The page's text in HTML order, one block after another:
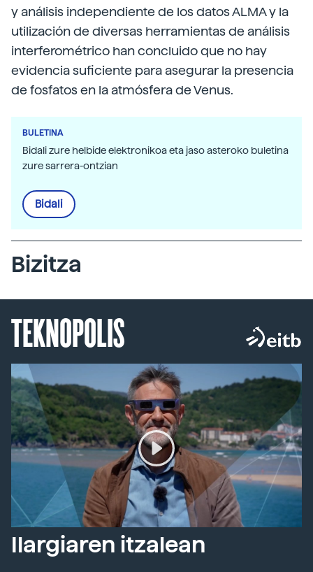
y análisis independiente de los datos ALMA y la
utilización de diversas herramientas de análisis
interferométrico han concluido que no hay
evidencia suficiente para asegurar la presencia
de fosfatos en la atmósfera de Venus.
BULETINA
Bidali zure helbide elektronikoa eta jaso asteroko buletina
zure sarrera-ontzian
Bidali
Bizitza
TEKNOPOLIS
Ilargiaren itzalean